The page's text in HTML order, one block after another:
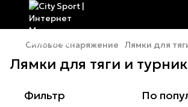
Силовое снаряжение Лямки для
Лямки для тяги и
Фильтр По